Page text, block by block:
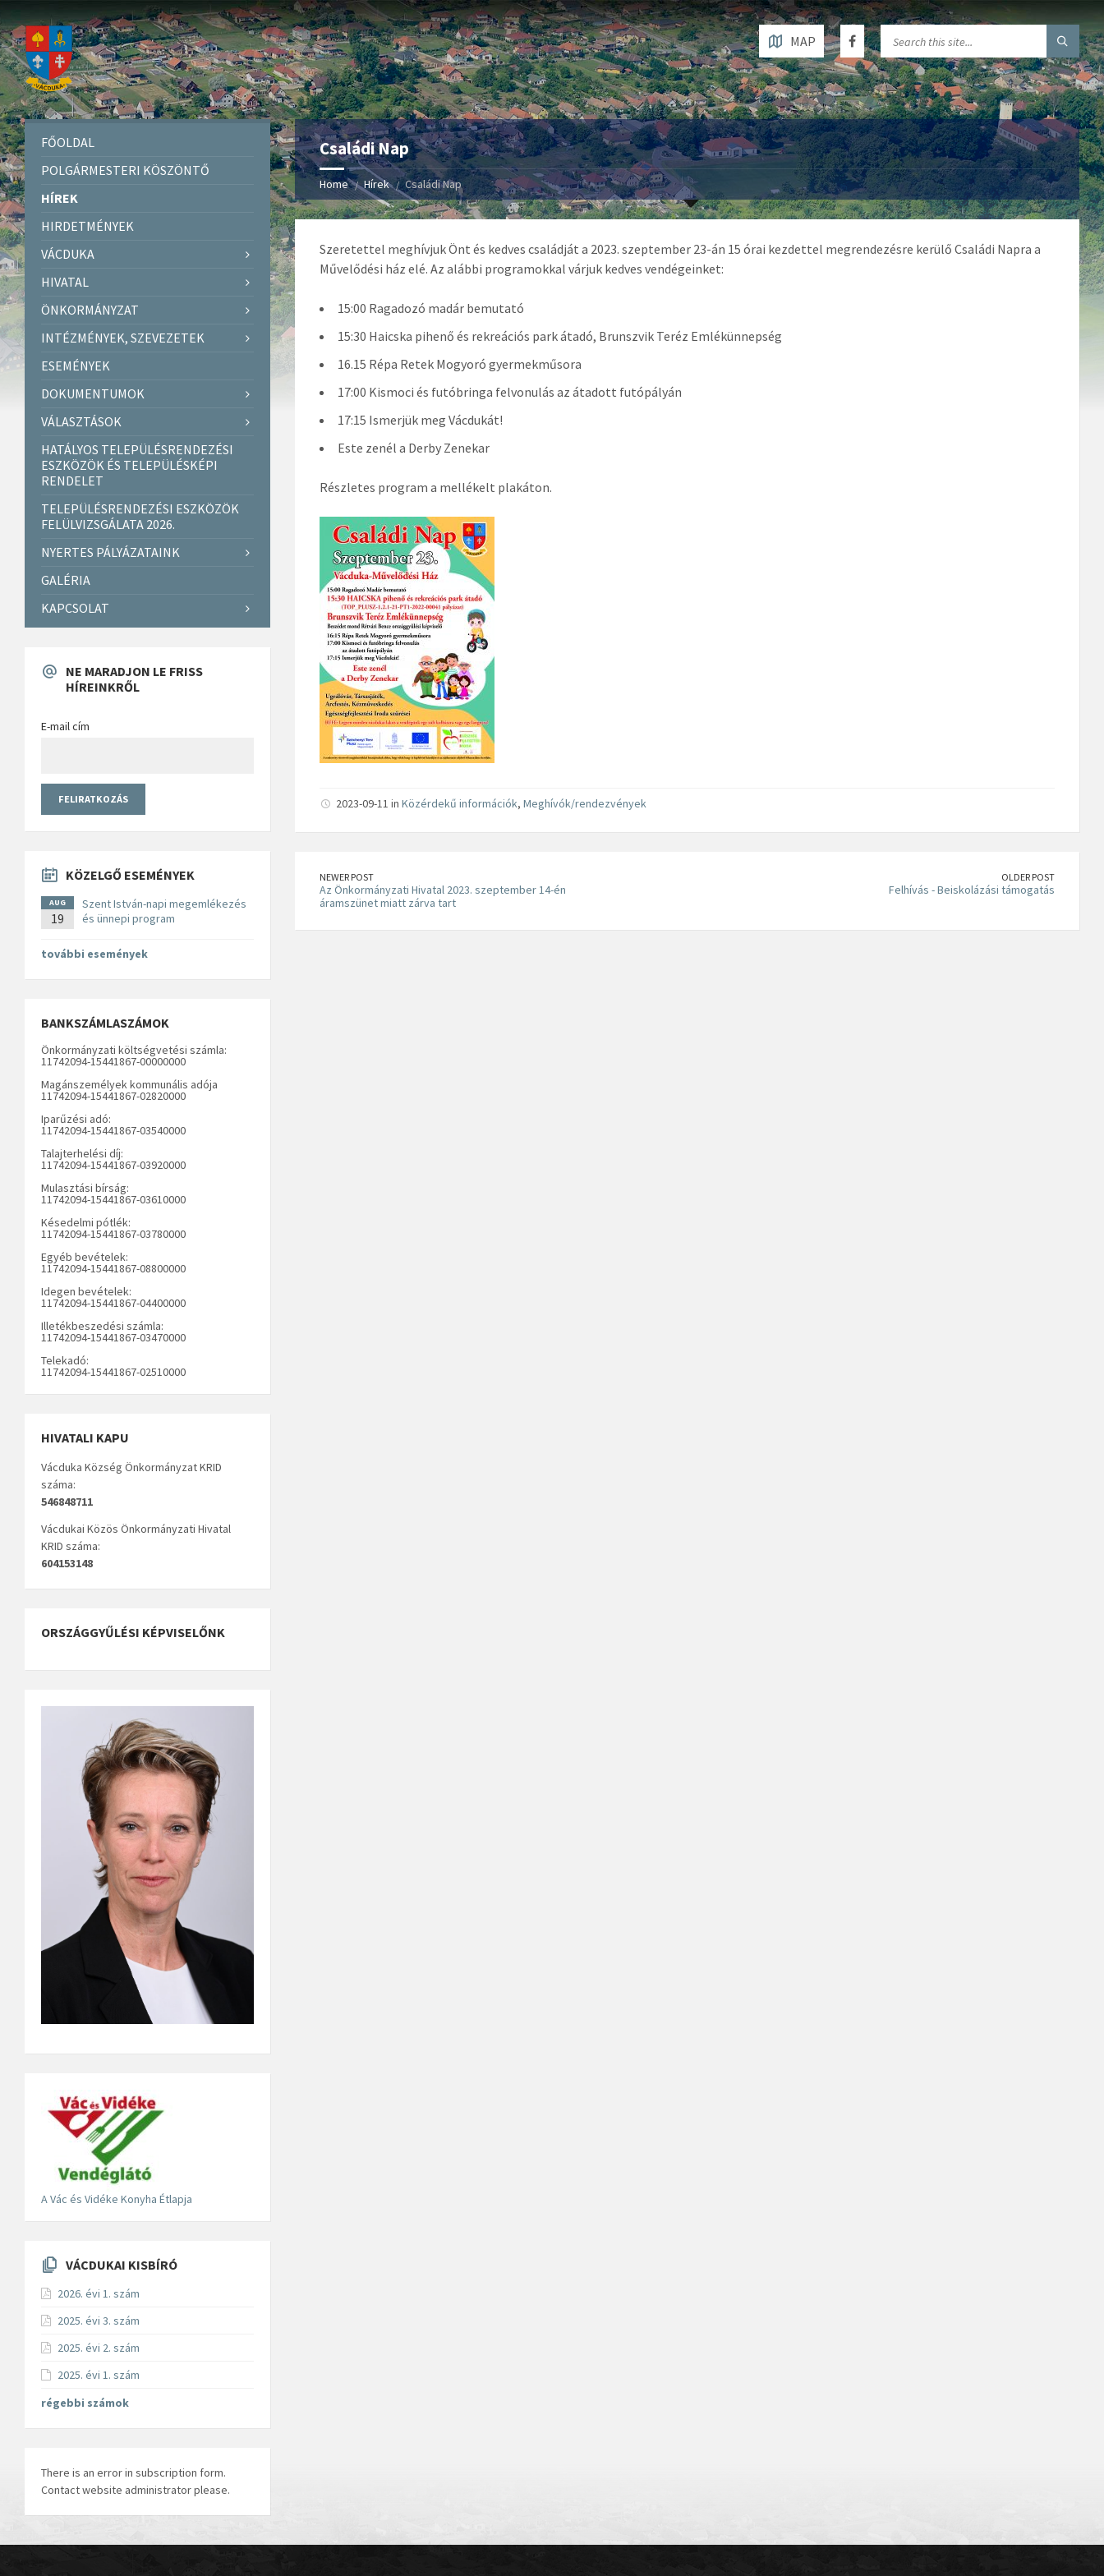
MAP
Családi Nap
Home Hírek Családi Nap
Szeretettel meghívjuk Önt és kedves családját a 2023. szeptember 23-án 15 órai kezdettel megrendezésre kerülő Családi Napra a
Művelődési ház elé. Az alábbi programokkal várjuk kedves vendégeinket:
15:00 Ragadozó madár bemutató
15:30 Haicska pihenő és rekreációs park átadó, Brunszvik Teréz Emlékünnepség
16.15 Répa Retek Mogyoró gyermekműsora
17:00 Kismoci és futóbringa felvonulás az átadott futópályán
17:15 Ismerjük meg Vácdukát!
Este zenél a Derby Zenekar
Részletes program a mellékelt plakáton.
2023-09-11 in Közérdekű információk, Meghívók/rendezvények
NEWER POST
Az Önkormányzati Hivatal 2023. szeptember 14-én
áramszünet miatt zárva tart
OLDER POST
Felhívás - Beiskolázási támogatás
FŐOLDAL
POLGÁRMESTERI KÖSZÖNTŐ
HÍREK
HIRDETMÉNYEK
VÁCDUKA
HIVATAL
ÖNKORMÁNYZAT
INTÉZMÉNYEK, SZEVEZETEK
ESEMÉNYEK
DOKUMENTUMOK
VÁLASZTÁSOK
HATÁLYOS TELEPÜLÉSRENDEZÉSI
ESZKÖZÖK ÉS TELEPÜLÉSKÉPI
RENDELET
TELEPÜLÉSRENDEZÉSI ESZKÖZÖK
FELÜLVIZSGÁLATA 2026.
NYERTES PÁLYÁZATAINK
GALÉRIA
KAPCSOLAT
NE MARADJON LE FRISS
HÍREINKRŐL
E-mail cím
KÖZELGŐ ESEMÉNYEK
AUG
19
Szent István-napi megemlékezés
és ünnepi program
további események
BANKSZÁMLASZÁMOK
Önkormányzati költségvetési számla:
11742094-15441867-00000000
Magánszemélyek kommunális adója
11742094-15441867-02820000
Iparűzési adó:
11742094-15441867-03540000
Talajterhelési díj:
11742094-15441867-03920000
Mulasztási bírság:
11742094-15441867-03610000
Késedelmi pótlék:
11742094-15441867-03780000
Egyéb bevételek:
11742094-15441867-08800000
Idegen bevételek:
11742094-15441867-04400000
Illetékbeszedési számla:
11742094-15441867-03470000
Telekadó:
11742094-15441867-02510000
HIVATALI KAPU
Vácduka Község Önkormányzat KRID
száma:
546848711
Vácdukai Közös Önkormányzati Hivatal
KRID száma:
604153148
ORSZÁGGYŰLÉSI KÉPVISELŐNK
A Vác és Vidéke Konyha Étlapja
VÁCDUKAI KISBÍRÓ
2026. évi 1. szám
2025. évi 3. szám
2025. évi 2. szám
2025. évi 1. szám
régebbi számok
There is an error in subscription form.
Contact website administrator please.